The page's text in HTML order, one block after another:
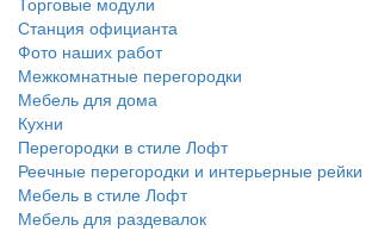
Станция официанта
Фото наших работ
Межкомнатные перегородки
Мебель для дома
Кухни
Перегородки в стиле Лофт
Реечные перегородки и интерьерные рейки
Мебель в стиле Лофт
Мебель для раздевалок